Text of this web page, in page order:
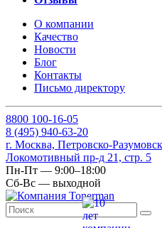
О компании
Качество
Новости
Блог
Контакты
Письмо директору
8800 100-16-05
8 (495) 940-63-20
г. Москва, Петровско-
Локомотивный пр-д 21, стр. 5
Пн-Пт — 9:00–18:00
Сб-Вс — выходной